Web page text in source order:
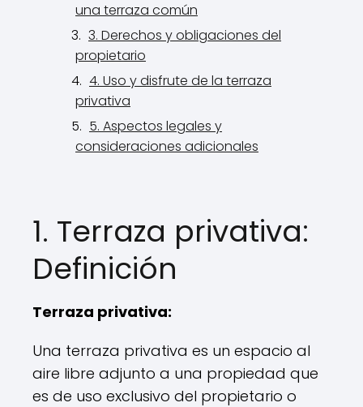
una terraza común
3. Derechos y obligaciones del
propietario
4. Uso y disfrute de la terraza
privativa
5. Aspectos legales y
consideraciones adicionales
1. Terraza privativa:
Definición
Terraza privativa:
Una terraza privativa es un espacio al
aire libre adjunto a una propiedad que
es de uso exclusivo del propietario o